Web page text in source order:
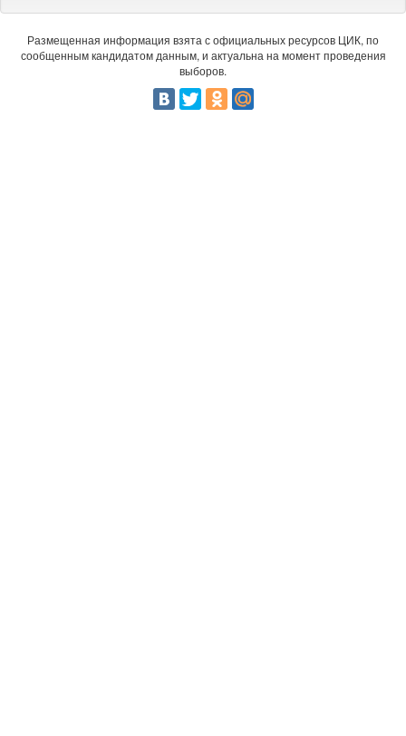
Размещенная информация взята с официальных ресурсов ЦИК, по
сообщенным кандидатом данным, и актуальна на момент проведения
выборов.